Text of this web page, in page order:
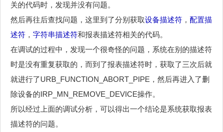
关的代码时，发现并没有问题。
然后再往后查找问题，这里到了分别获取设备描述符 ， 配置描
述符 ， 字符串描述符和报表描述符相关的代码。
在调试的过程中，发现一个很奇怪的问题，系统在别的描述符
时是没有重复获取的，而到了报表描述符时，获取了三次后就
就进行了URB_FUNCTION_ABORT_PIPE，然后再进入了删
除设备的IRP_MN_REMOVE_DEVICE操作。
所以经过上面的调试分析，可以得出一个结论是系统获取报表
描述符的问题。